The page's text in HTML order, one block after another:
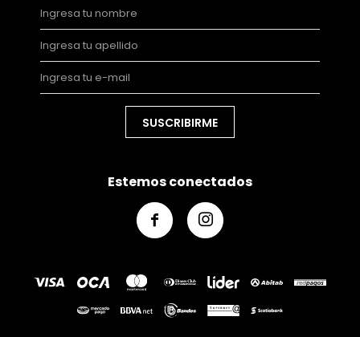
SUSCRIBIRME
Estemos conectados
 